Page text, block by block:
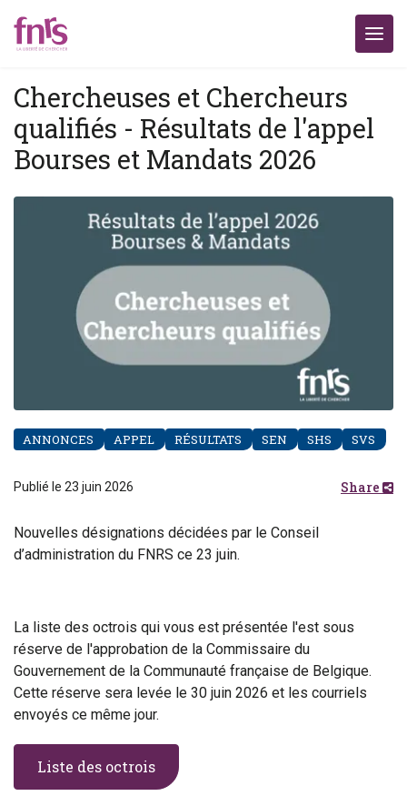
Chercheuses et Chercheurs
qualifiés - Résultats de l'appel
Bourses et Mandats 2026
ANNONCES APPEL RÉSULTATS SEN SHS SVS
Publié le 23 juin 2026 Share
Nouvelles désignations décidées par le Conseil
d’administration du FNRS ce 23 juin.
La liste des octrois qui vous est présentée l'est sous
réserve de l'approbation de la Commissaire du
Gouvernement de la Communauté française de Belgique.
Cette réserve sera levée le 30 juin 2026 et les courriels
envoyés ce même jour.
Liste des octrois